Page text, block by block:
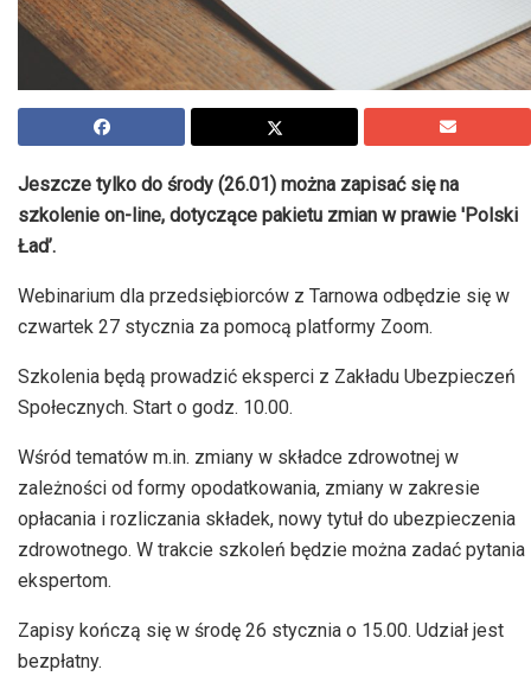
Jeszcze tylko do środy (26.01) można zapisać się na
szkolenie on-line, dotyczące pakietu zmian w prawie 'Polski
Ład’.
Webinarium dla przedsiębiorców z Tarnowa odbędzie się w
czwartek 27 stycznia za pomocą platformy Zoom.
Szkolenia będą prowadzić eksperci z Zakładu Ubezpieczeń
Społecznych. Start o godz. 10.00.
Wśród tematów m.in. zmiany w składce zdrowotnej w
zależności od formy opodatkowania, zmiany w zakresie
opłacania i rozliczania składek, nowy tytuł do ubezpieczenia
zdrowotnego. W trakcie szkoleń będzie można zadać pytania
ekspertom.
Zapisy kończą się w środę 26 stycznia o 15.00. Udział jest
bezpłatny.